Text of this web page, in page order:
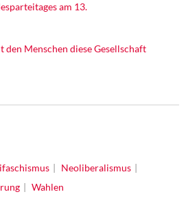
am 13.
den Menschen diese Gesellschaft
Neoliberalismus
Wahlen